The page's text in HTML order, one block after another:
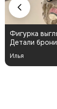
Фигурка
Детали
плаще
аккуратно.
и без
Илья